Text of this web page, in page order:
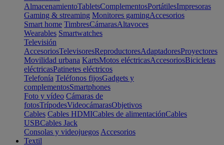
AlmacenamientoTabletsComplementosPortátilesImpresoras
Gaming & streaming Monitores gamingAccesorios
Smart home TimbresCámarasAltavoces
Wearables Smartwatches
Televisión
AccesoriosTelevisoresReproductoresAdaptadoresProyectores
Movilidad urbana KartsMotos eléctricasAccesoriosBicicletas
eléctricasPatinetes eléctricos
Telefonía Teléfonos fijosGadgets y
complementosSmartphones
Foto y vídeo Cámaras de
fotosTrípodesVideocámarasObjetivos
Cables Cables HDMICables de alimentaciónCables
USBCables Jack
Consolas y videojuegos Accesorios
Textil